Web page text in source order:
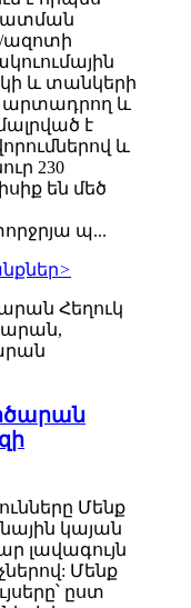
ազոտի
և տանկերի
արտադրող և
է
և
230
են մեծ
պ...
>
Մենք
կայան
լավագույն
Մենք
ըստ